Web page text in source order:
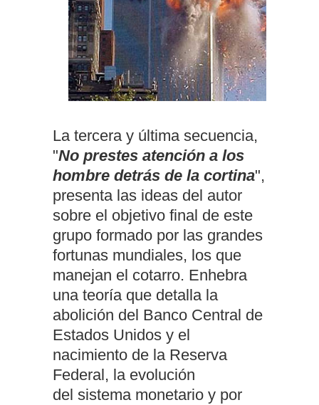
La tercera y última secuencia,
"No prestes atención a los
hombre detrás de la cortina",
presenta las ideas del autor
sobre el objetivo final de este
grupo formado por las grandes
fortunas mundiales, los que
manejan el cotarro. Enhebra
una teoría que detalla la
abolición del Banco Central de
Estados Unidos y el
nacimiento de la Reserva
Federal, la evolución
del sistema monetario y por